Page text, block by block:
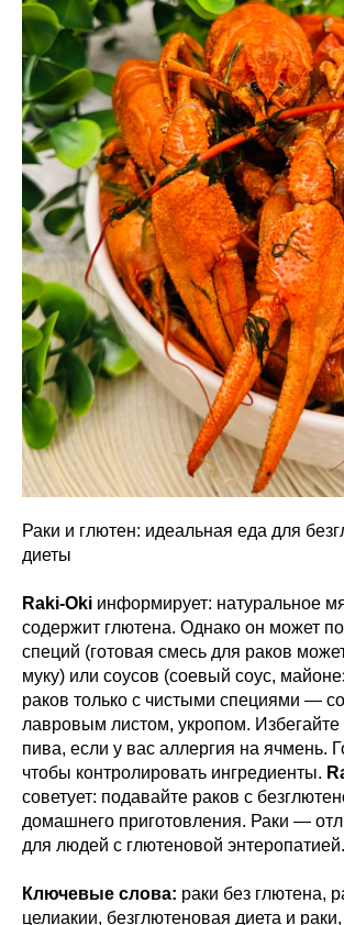
Раки и глютен: идеальная еда для
диеты
Raki-Oki информирует: натуральное
содержит глютена. Однако он может
специй (готовая смесь для раков
муку) или соусов (соевый соус,
раков только с чистыми специями —
лавровым листом, укропом.
пива, если у вас аллергия на ячмень.
чтобы контролировать ингредиенты.
советует: подавайте раков с
домашнего приготовления. Раки —
для людей с глютеновой энтеропатией.
Ключевые слова: раки без глютена,
целиакии, безглютеновая диета и